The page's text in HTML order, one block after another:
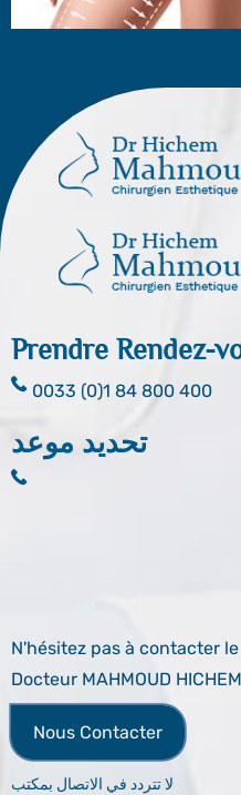
Prendre Rendez-
0033 (0)1 84 800 400
تحديد موعد
N'hésitez pas à contacter
Docteur MAHMOUD HICHEM
Nous Contacter
لا تتردد في الاتصال بمكتب